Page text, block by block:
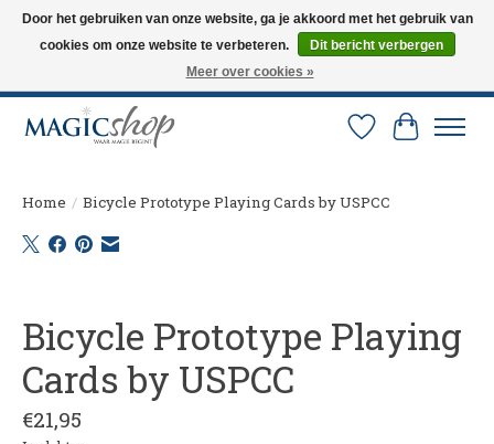
Altijd de nieuwste trucs op voorraad. Snelle verzending via PostNL en DHL.
Langskomen in onze winkel? Bel of mail om een afspraak te maken. 0251-
Verlanglijst
Home / Bicycle Prototype Playing Cards by USPCC
Bicycle Prototype Playing
Cards by USPCC
€21,95
Door het gebruiken van onze website, ga je akkoord met het gebruik van
cookies om onze website te verbeteren.
Dit bericht verbergen
Meer over cookies »